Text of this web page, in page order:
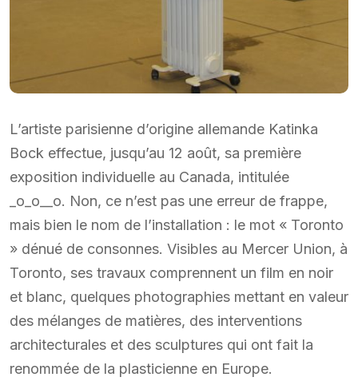
L’artiste parisienne d’origine allemande Katinka
Bock effectue, jusqu’au 12 août, sa première
exposition individuelle au Canada, intitulée
_o_o__o. Non, ce n’est pas une erreur de frappe,
mais bien le nom de l’installation : le mot « Toronto
» dénué de consonnes. Visibles au Mercer Union, à
Toronto, ses travaux comprennent un film en noir
et blanc, quelques photographies mettant en valeur
des mélanges de matières, des interventions
architecturales et des sculptures qui ont fait la
renommée de la plasticienne en Europe.